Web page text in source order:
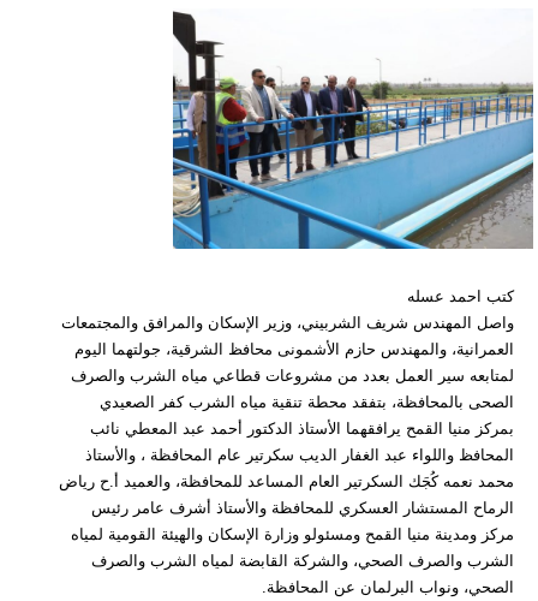
كتب احمد عسله
واصل المهندس شريف الشربيني، وزير الإسكان والمرافق والمجتمعات
العمرانية، والمهندس حازم الأشمونى محافظ الشرقية، جولتهما اليوم
لمتابعه سير العمل بعدد من مشروعات قطاعي مياه الشرب والصرف
الصحى بالمحافظة، بتفقد محطة تنقية مياه الشرب كفر الصعيدي
بمركز منيا القمح يرافقهما الأستاذ الدكتور أحمد عبد المعطي نائب
المحافظ واللواء عبد الغفار الديب سكرتير عام المحافظة ، والأستاذ
محمد نعمه كُجَك السكرتير العام المساعد للمحافظة، والعميد أ.ح رياض
الرماح المستشار العسكري للمحافظة والأستاذ أشرف عامر رئيس
مركز ومدينة منيا القمح ومسئولو وزارة الإسكان والهيئة القومية لمياه
الشرب والصرف الصحي، والشركة القابضة لمياه الشرب والصرف
الصحي، ونواب البرلمان عن المحافظة.